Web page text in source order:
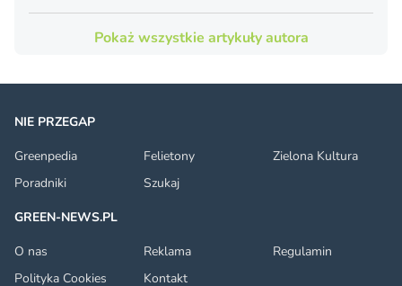
Pokaż wszystkie artykuły autora
NIE PRZEGAP
Greenpedia
Felietony
Zielona Kultura
Poradniki
Szukaj
GREEN-NEWS.PL
O nas
Reklama
Regulamin
Polityka Cookies
Kontakt